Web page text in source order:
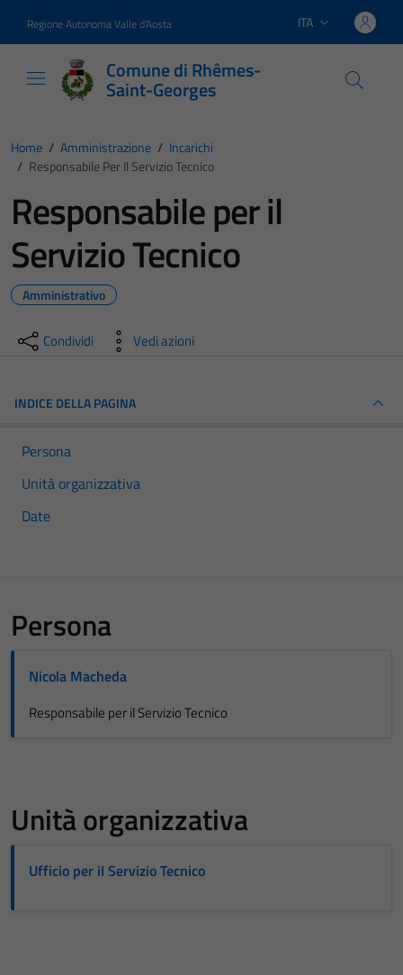
Regione Autonoma Valle d'Aosta Lingua attiva:
ITA
Comune di Rhêmes-
Saint-Georges
Home / Amministrazione / Incarichi
/ Responsabile Per Il Servizio Tecnico
Responsabile per il
Servizio Tecnico
Amministrativo
Condividi Vedi azioni
INDICE DELLA PAGINA
Persona
Unità organizzativa
Date
Persona
Nicola Macheda
Responsabile per il Servizio Tecnico
Unità organizzativa
Ufficio per il Servizio Tecnico